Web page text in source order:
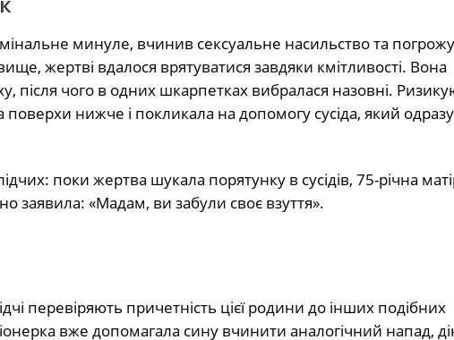
минуле, вчинив сексуальне насильство та
жертві вдалося врятуватися завдяки кмітливості. Вона
після чого в одних шкарпетках вибралася назовні.
нижче і покликала на допомогу сусіда, який одразу
поки жертва шукала порятунку в сусідів, 75-річна
заявила: «Мадам, ви забули своє взуття».
перевіряють причетність цієї родини до інших подібних
вже допомагала сину вчинити аналогічний напад,